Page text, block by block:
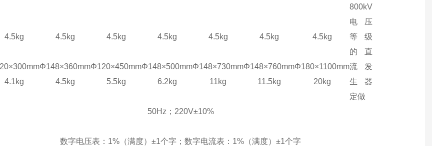
800kV
电压
等级
的直
流发
生器
定做
4.5kg 4.5kg 4.5kg 4.5kg 4.5kg 4.5kg 4.5kg
4.1kg
Φ148×360mm
4.5kg
Φ120×450mm
5.5kg
Φ148×500mm
6.2kg
Φ148×730mm
11kg
Φ148×760mm
11.5kg
Φ180×1100mm
20kg
50Hz ； 220V±10%
数字电压表：1%（满度）±1个字；数字电流表：1%（满度）±1个字